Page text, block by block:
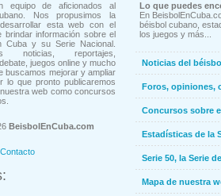
equipo de aficionados al
Nos propusimos la
esta web con el
brindar información sobre el
Cuba y su Serie Nacional.
noticias, reportajes,
juegos online y mucho
buscamos mejorar y ampliar
lo que pronto publicaremos
web como concursos
BeisbolEnCuba.com
Contacto
Lo que puedes
En
béisbol cubano,
los juegos y más...
Noticias del
Foros, opiniones,
Concursos sobre
Estadísticas de la
Serie 50, la Serie
Mapa de nuestra